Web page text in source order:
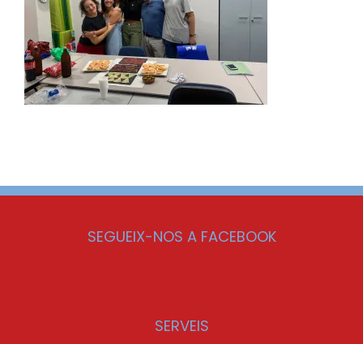
SEGUEIX-NOS A FACEBOOK
SERVEIS